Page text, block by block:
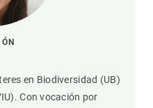
en Biodiversidad (UB)
Con vocación por